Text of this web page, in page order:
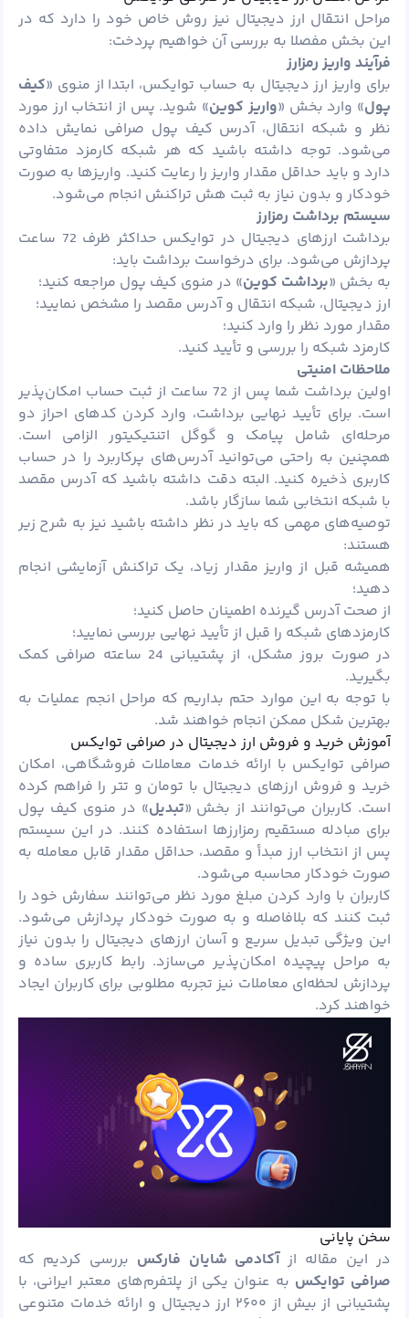
مراحل انتقال ارز دیجیتال نیز روش خاص خود را دارد که در
این بخش مفصلا به بررسی آن خواهیم پردخت:
فرآیند واریز رمزارز
برای واریز ارز دیجیتال به حساب توایکس، ابتدا از منوی «کیف
پول» وارد بخش «واریز کوین» شوید. پس از انتخاب ارز مورد
نظر و شبکه انتقال، آدرس کیف پول صرافی نمایش داده
می‌شود. توجه داشته باشید که هر شبکه کارمزد متفاوتی
دارد و باید حداقل مقدار واریز را رعایت کنید. واریزها به صورت
خودکار و بدون نیاز به ثبت هش تراکنش انجام می‌شود.
سیستم برداشت رمزارز
برداشت ارزهای دیجیتال در توایکس حداکثر ظرف 72 ساعت
پردازش می‌شود. برای درخواست برداشت باید:
به بخش «برداشت کوین» در منوی کیف پول مراجعه کنید؛
ارز دیجیتال، شبکه انتقال و آدرس مقصد را مشخص نمایید؛
مقدار مورد نظر را وارد کنید؛
کارمزد شبکه را بررسی و تأیید کنید.
ملاحظات امنیتی
اولین برداشت شما پس از 72 ساعت از ثبت حساب امکان‌پذیر
است. برای تأیید نهایی برداشت، وارد کردن کدهای احراز دو
مرحله‌ای شامل پیامک و گوگل اتنتیکیتور الزامی است.
همچنین به راحتی می‌توانید آدرس‌های پرکاربرد را در حساب
کاربری ذخیره کنید. البته دقت داشته باشید که آدرس مقصد
با شبکه انتخابی شما سازگار باشد.
توصیه‌های مهمی که باید در نظر داشته باشید نیز به شرح زیر
هستند:
همیشه قبل از واریز مقدار زیاد، یک تراکنش آزمایشی انجام
دهید؛
از صحت آدرس گیرنده اطمینان حاصل کنید؛
کارمزدهای شبکه را قبل از تأیید نهایی بررسی نمایید؛
در صورت بروز مشکل، از پشتیبانی 24 ساعته صرافی کمک
بگیرید.
با توجه به این موارد حتم بداریم که مراحل انجم عملیات به
بهترین شکل ممکن انجام خواهند شد.
آموزش خرید و فروش ارز دیجیتال در صرافی توایکس
صرافی توایکس با ارائه خدمات معاملات فروشگاهی، امکان
خرید و فروش ارزهای دیجیتال با تومان و تتر را فراهم کرده
است. کاربران می‌توانند از بخش «تبدیل» در منوی کیف پول
برای مبادله مستقیم رمزارزها استفاده کنند. در این سیستم
پس از انتخاب ارز مبدأ و مقصد، حداقل مقدار قابل معامله به
صورت خودکار محاسبه می‌شود.
کاربران با وارد کردن مبلغ مورد نظر می‌توانند سفارش خود را
ثبت کنند که بلافاصله و به صورت خودکار پردازش می‌شود.
این ویژگی تبدیل سریع و آسان ارزهای دیجیتال را بدون نیاز
به مراحل پیچیده امکان‌پذیر می‌سازد. رابط کاربری ساده و
پردازش لحظه‌ای معاملات نیز تجربه مطلوبی برای کاربران ایجاد
خواهند کرد.
سخن پایانی
در این مقاله ازآکادمی شایان فارکس بررسی کردیم که
صرافی توایکس به عنوان یکی از پلتفرم‌های معتبر ایرانی، با
پشتیبانی از بیش از ۲۶۰۰ ارز دیجیتال و ارائه خدمات متنوعی